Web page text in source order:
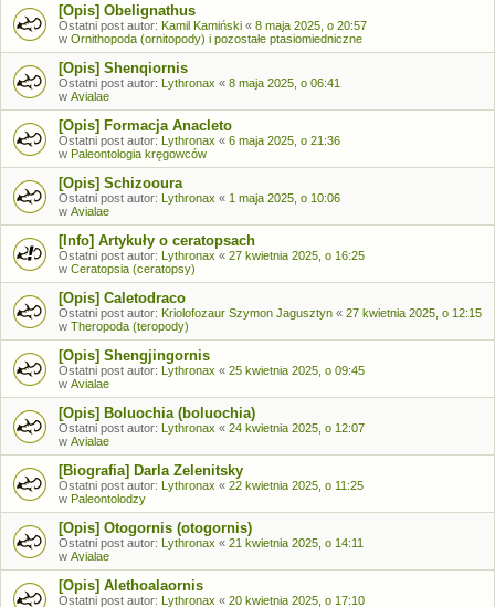
[Opis] Obelignathus
Ostatni post autor: Kamil Kamiński « 8 maja 2025, o 20:57
w Ornithopoda (ornitopody) i pozostałe ptasiomiedniczne
[Opis] Shenqiornis
Ostatni post autor: Lythronax « 8 maja 2025, o 06:41
w Avialae
[Opis] Formacja Anacleto
Ostatni post autor: Lythronax « 6 maja 2025, o 21:36
w Paleontologia kręgowców
[Opis] Schizooura
Ostatni post autor: Lythronax « 1 maja 2025, o 10:06
w Avialae
[Info] Artykuły o ceratopsach
Ostatni post autor: Lythronax « 27 kwietnia 2025, o 16:25
w Ceratopsia (ceratopsy)
[Opis] Caletodraco
Ostatni post autor: Kriolofozaur Szymon Jagusztyn « 27 kwietnia 2025, o 12:15
w Theropoda (teropody)
[Opis] Shengjingornis
Ostatni post autor: Lythronax « 25 kwietnia 2025, o 09:45
w Avialae
[Opis] Boluochia (boluochia)
Ostatni post autor: Lythronax « 24 kwietnia 2025, o 12:07
w Avialae
[Biografia] Darla Zelenitsky
Ostatni post autor: Lythronax « 22 kwietnia 2025, o 11:25
w Paleontolodzy
[Opis] Otogornis (otogornis)
Ostatni post autor: Lythronax « 21 kwietnia 2025, o 14:11
w Avialae
[Opis] Alethoalaornis
Ostatni post autor: Lythronax « 20 kwietnia 2025, o 17:10